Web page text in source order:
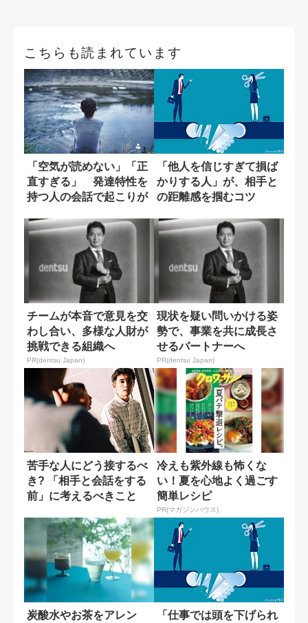
こちらも読まれています
「空気が読めない」「正
直すぎる」 発達特性を
持つ人の会話で起こりが
「他人を信じすぎて損ば
かりする人」が、相手と
の距離感を掴むコツ
チームが本音で意見を交
わし合い、多様な人財が
挑戦できる組織へ
PR(dentsu Japan)
現状を疑い問いかける姿
勢で、事業を共に成長さ
せるパートナーへ
PR(dentsu Japan)
苦手な人にどう接するべ
き? 「相手と会話をする
前」に考えるべきこと
冷えも紫外線も怖くな
い！夏を心地よく過ごす
簡単レシピ
PR(マガジンハウス)
炭酸水やお茶をアレン
「仕事では頭を下げられ